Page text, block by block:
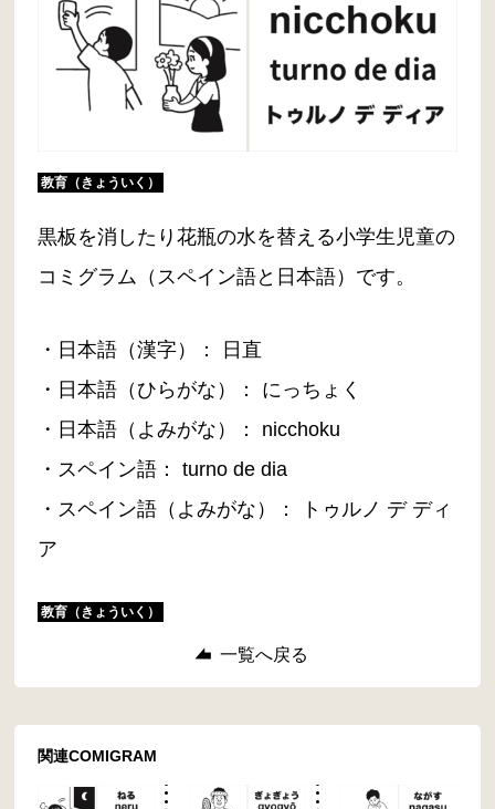
教育（きょういく）
黒板を消したり花瓶の水を替える小学生児童の
コミグラム（スペイン語と日本語）です。
・日本語（漢字）： 日直
・日本語（ひらがな）： にっちょく
・日本語（よみがな）： nicchoku
・スペイン語： turno de dia
・スペイン語（よみがな）： トゥルノ デ ディ
ア
教育（きょういく）
一覧へ戻る
関連COMIGRAM